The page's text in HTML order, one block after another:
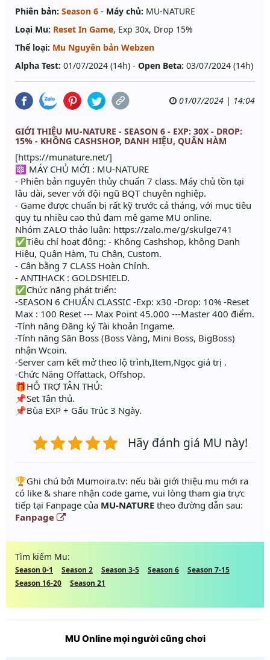
Phiên bản: Season 6 - Máy chủ: MU-NATURE
Loại Mu: Reset In Game, Exp 30x, Drop 15%
Thể loại: Mu Nguyên bản Webzen
Alpha Test: 01/07/2024 (14h) - Open Beta: 03/07/2024 (14h)
01/07/2024 | 14:04
GIỚI THIỆU MU-NATURE - SEASON 6 - EXP: 30X - DROP:
15% - KHÔNG CASHSHOP, DANH HIỆU, QUÂN HÀM
[https://munature.net/]
⚛️ MÁY CHỦ MỚI : MU-NATURE
- Phiên bản nguyên thủy chuẩn 7 class. Máy chủ tồn tại
lâu dài, sever với đội ngũ BQT chuyên nghiệp.
- Game được chuẩn bị rất kỹ trước cả tháng, với mục tiêu
quy tụ nhiều cao thủ đam mê game MU online.
Nhóm ZALO thảo luận: https://zalo.me/g/skulge741
✅️Tiêu chí hoạt động: - Không Cashshop, không Danh
Hiệu, Quân Hàm, Tu Chân, Custom.
- Cân bằng 7 CLASS Hoàn Chỉnh.
- ANTIHACK : GOLDSHIELD.
✅️Chức năng phát triển:
-SEASON 6 CHUẨN CLASSIC -Exp: x30 -Drop: 10% -Reset
Max : 100 Reset --- Max Point 45.000 ---Master 400 điểm.
-Tính năng Đăng ký Tài khoản Ingame.
-Tính năng Săn Boss (Boss Vàng, Mini Boss, BigBoss)
nhận Wcoin.
-Server cam kết mở theo lộ trình,Item,Ngọc giá trị .
-Chức Năng Offattack, Offshop.
🎁HỖ TRỢ TÂN THỦ:
📌Set Tân thủ.
📌Bùa EXP + Gấu Trúc 3 Ngày.
Hãy đánh giá MU này!
️🏆Ghi chú bởi Mumoira.tv: nếu bài giới thiệu mu mới ra
có like & share nhận code game, vui lòng tham gia trực
tiếp tại Fanpage của MU-NATURE theo đường dẫn sau:
Fanpage
Tìm kiếm Mu:
Season 0-1 Season 2 Season 3-5 Season 6
Season 7-15
Season 16-20
Season 21
MU Online mọi người cũng chơi